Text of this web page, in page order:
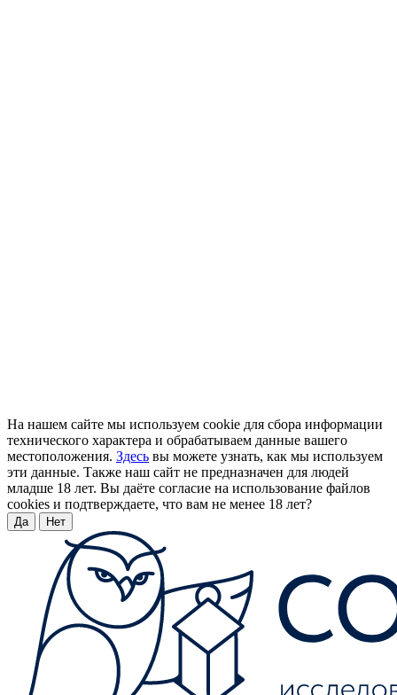
На нашем сайте мы используем cookie для сбора информации
технического характера и обрабатываем данные вашего
местоположения. Здесь вы можете узнать, как мы используем
эти данные. Также наш сайт не предназначен для людей
младше 18 лет. Вы даёте согласие на использование файлов
cookies и подтверждаете, что вам не менее 18 лет?
Да Нет